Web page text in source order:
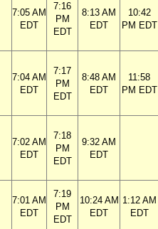
7:05 AM
EDT
7:16
PM
EDT
8:13 AM
EDT
10:42
PM EDT
7:04 AM
EDT
7:17
PM
EDT
8:48 AM
EDT
11:58
PM EDT
7:02 AM
EDT
7:18
PM
EDT
9:32 AM
EDT
7:01 AM
EDT
7:19
PM
EDT
10:24 AM
EDT
1:12 AM
EDT